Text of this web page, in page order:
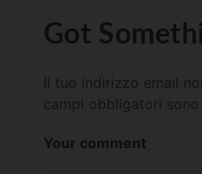
Got
Il tuo indirizzo email
campi obbligatori sono
Your comment